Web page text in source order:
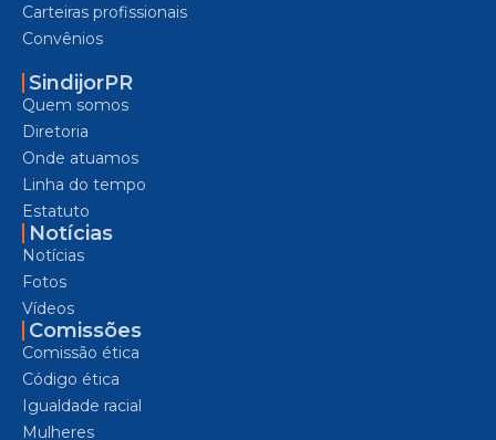
Carteiras profissionais
Convênios
SindijorPR
Quem somos
Diretoria
Onde atuamos
Linha do tempo
Estatuto
Notícias
Notícias
Fotos
Vídeos
Comissões
Comissão ética
Código ética
Igualdade racial
Mulheres